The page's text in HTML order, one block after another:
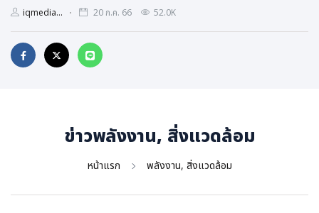
ขนส่ง
กิจกรรม
ภาษาอังกฤษ
iqmedia... 20 ก.ค. 66 52.0K
ข่าวพลังงาน, สิ่งแวดล้อม
หน้าแรก พลังงาน, สิ่งแวดล้อม